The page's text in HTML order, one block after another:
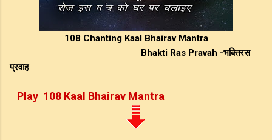
108 Chanting Kaal Bhairav Mantra
Bhakti Ras Pravah -भक्तिरस
प्रवाह
Play 108 Kaal Bhairav Mantra